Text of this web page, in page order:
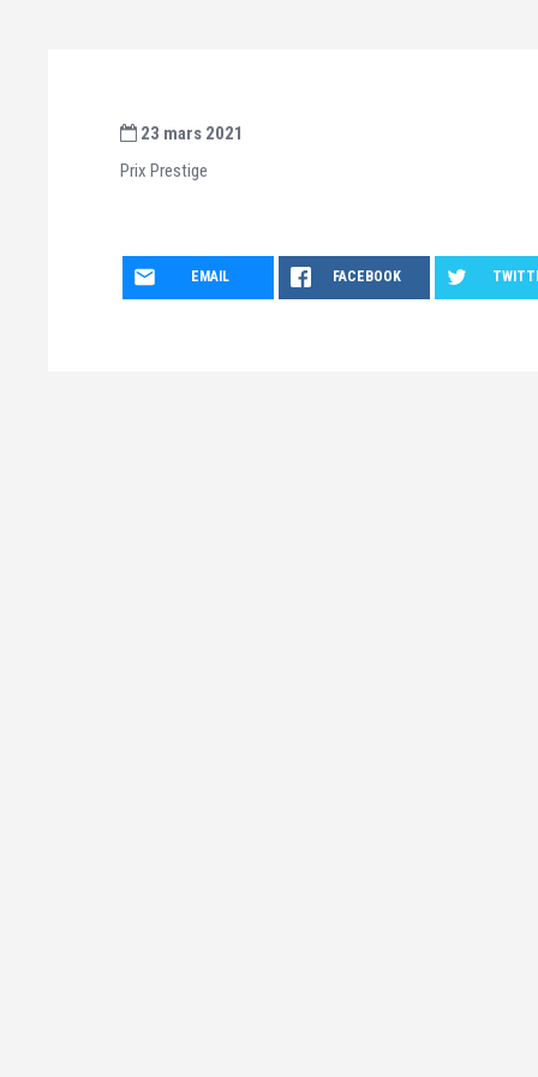
23 mars 2021
Prix Prestige
EMAIL FACEBOOK